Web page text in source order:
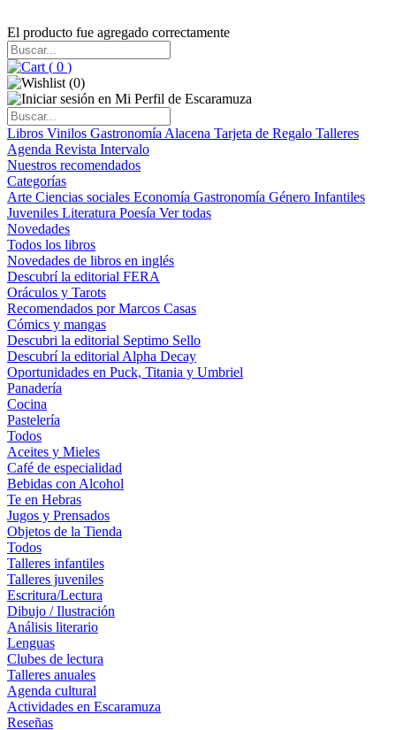
El producto fue agregado correctamente
( 0 )
(0)
Libros Vinilos Gastronomía Alacena Tarjeta de Regalo Talleres
Agenda Revista Intervalo
Nuestros recomendados
Categorías
Arte Ciencias sociales Economía Gastronomía Género Infantiles
Juveniles Literatura Poesía Ver todas
Novedades
Todos los libros
Novedades de libros en inglés
Descubrí la editorial FERA
Oráculos y Tarots
Recomendados por Marcos Casas
Cómics y mangas
Descubri la editorial Septimo Sello
Descubrí la editorial Alpha Decay
Oportunidades en Puck, Titania y Umbriel
Panadería
Cocina
Pastelería
Todos
Aceites y Mieles
Café de especialidad
Bebidas con Alcohol
Te en Hebras
Jugos y Prensados
Objetos de la Tienda
Todos
Talleres infantiles
Talleres juveniles
Escritura/Lectura
Dibujo / Ilustración
Análisis literario
Lenguas
Clubes de lectura
Talleres anuales
Agenda cultural
Actividades en Escaramuza
Reseñas